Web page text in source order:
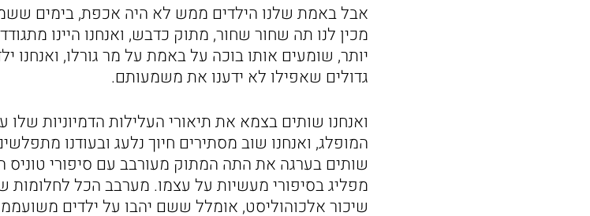
אבל באמת שלנו הילדים ממש לא היה אכפת, בימים
מכין לנו תה שחור שחור, מתוק כדבש, ואנחנו היינו
יותר, שומעים אותו בוכה על באמת על מר גורלו, ואנחנו
גדולים שאפילו לא ידענו את משמעותם.
ואנחנו שותים בצמא את תיאורי העלילות הדמיוניות שלו
המופלג, ואנחנו שוב מסתירים חיוך נלעג ובעודנו
שותים בערגה את התה המתוק מעורבב עם סיפורי טוניס
מפליג בסיפורי מעשיות על עצמו. מערבב הכל לחלומות
שיכור אלכוהוליסט, אומלל ששם יהבו על ילדים